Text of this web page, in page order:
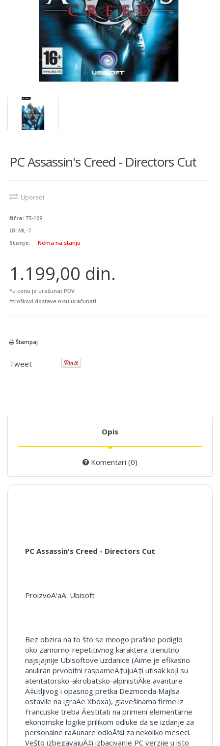
PC Assassin's Creed - Directors Cut
Uporedi
šifra: 75-109
ID: ML-7
Stanje:
Nema na stanju
1.199,00 din.
*u cenu je uračunat PDV
*troškovi dostave nisu uračunati
Štampaj
Tweet
Opis
Komentari (0)
PC Assassin's Creed - Directors Cut
ProizvoÄ‘aÄ: Ubisoft
Bez obzira na to što se mnogo prašine podiglo
oko zamorno-repetitivnog karaktera trenutno
najsjajnije Ubisoftove uzdanice (Äime je efikasno
anuliran prvobitni raspameÄ‡ujuÄ‡i utisak koji su
atentatorsko-akrobatsko-alpinistiÄke avanture
Ä‡utljivog i opasnog pretka Dezmonda Majlsa
ostavile na igraÄe Xboxa), glavešinama firme iz
Francuske treba Äestitati na primeni elementarne
ekonomske logike prilikom odluke da se izdanje za
personalne raÄunare odloÅ¾i za nekoliko meseci.
Vešto izbegavajuÄ‡i izbacivanje PC verzije u isto